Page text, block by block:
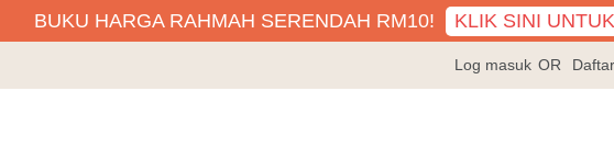
BUKU HARGA RAHMAH SERENDAH RM10! KLIK SINI
Log masuk OR